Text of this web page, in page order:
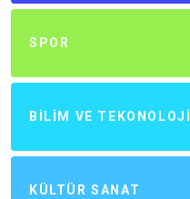
SPOR
BILIM VE TEKONOLOJI
KÜLTÜR SANAT